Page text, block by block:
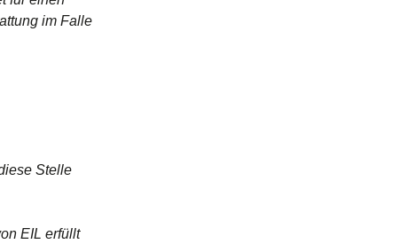
im Falle
Stelle
EIL erfüllt